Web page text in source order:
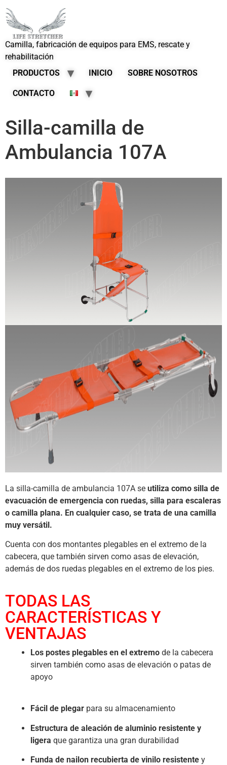
Camilla, fabricación de equipos para EMS, rescate y
rehabilitación
PRODUCTOS
INICIO SOBRE NOSOTROS
CONTACTO
Silla-camilla de
Ambulancia 107A
La silla-camilla de ambulancia 107A se utiliza como silla de
evacuación de emergencia con ruedas, silla para escaleras
o camilla plana. En cualquier caso, se trata de una camilla
muy versátil.
Cuenta con dos montantes plegables en el extremo de la
cabecera, que también sirven como asas de elevación,
además de dos ruedas plegables en el extremo de los pies.
TODAS LAS
CARACTERÍSTICAS Y
VENTAJAS
Los postes plegables en el extremo de la cabecera
sirven también como asas de elevación o patas de
apoyo
Fácil de plegar para su almacenamiento
Estructura de aleación de aluminio resistente y
ligera que garantiza una gran durabilidad
Funda de nailon recubierta de vinilo resistente y